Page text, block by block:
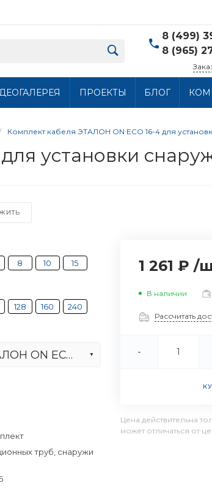
8 (499)
8 (965)
8 (499)
Хлобыстова
Вс:
ПРОЕКТЫ БЛОГ
Комплект кабеля ЭТАЛОН ON ECO 16-4 для
установки
8 10 15
128 160 240
Комплект кабеля ЭТАЛОН ON ECO 16-4 для установки снаружи трубы
труб, снаружи
1 261 ₽/
В наличии
Рассчитать
-
Цена действительна
может отличаться от